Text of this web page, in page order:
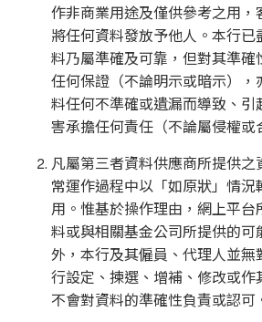
作非商業用途及僅供參考之用，
將任何資料發放予他人。本行已
料乃屬準確及可靠，但對其準確
任何保證（不論明示或暗示），
料任何不準確或遺漏而導致、引
害承擔任何責任（不論屬侵權或
凡屬第三者資料供應商所提供之
常運作過程中以「如原狀」情況
用。惟基於操作理由，網上平台
料或與相關基金公司所提供的可
外，本行及其僱員、代理人並無
行設定、揀選、增補、修改或作
不會對資料的準確性負責或認可